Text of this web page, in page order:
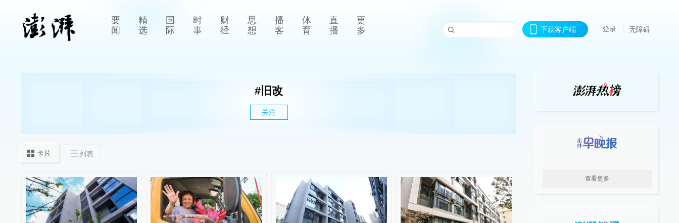
要
闻
精
选
国
际
时
事
财
经
思
想
播
客
体
育
直
播
更
多
下载客户端 登录 无障碍
# 旧改
关注
卡片 列表
查看更多